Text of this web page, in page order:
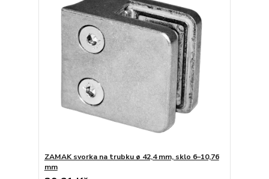
ZAMAK svorka na trubku ø 42,4 mm, sklo 6–10,76
mm